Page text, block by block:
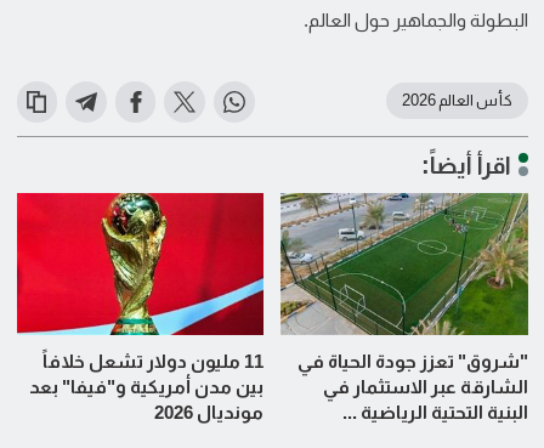
البطولة والجماهير حول العالم.
كأس العالم 2026
اقرأ أيضاً:
"شروق" تعزز جودة الحياة في
الشارقة عبر الاستثمار في
البنية التحتية الرياضية ...
11 مليون دولار تشعل خلافاً
بين مدن أمريكية و"فيفا" بعد
مونديال 2026